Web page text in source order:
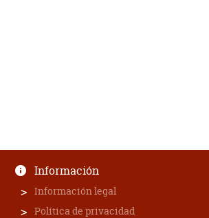
Información
Información legal
Política de privacidad